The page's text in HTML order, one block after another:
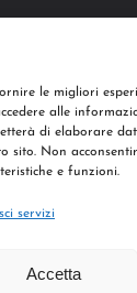
le migliori
alle
di elaborare
sito. Non
e funzioni.
servizi
Accetta
POLICY|